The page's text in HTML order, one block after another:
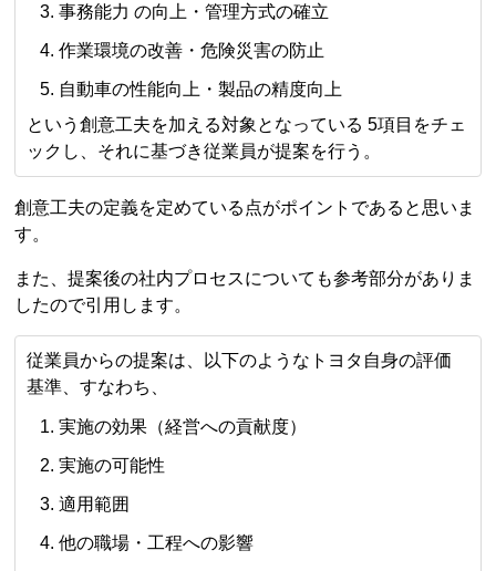
事務能力 の向上・管理方式の確立
作業環境の改善・危険災害の防止
自動車の性能向上・製品の精度向上
という創意工夫を加える対象となっている 5項目をチェ
ックし、それに基づき従業員が提案を行う。
創意工夫の定義を定めている点がポイントであると思いま
す。
また、提案後の社内プロセスについても参考部分がありま
したので引用します。
従業員からの提案は、以下のようなトヨタ自身の評価
基準、すなわち、
実施の効果（経営への貢献度）
実施の可能性
適用範囲
他の職場・工程への影響